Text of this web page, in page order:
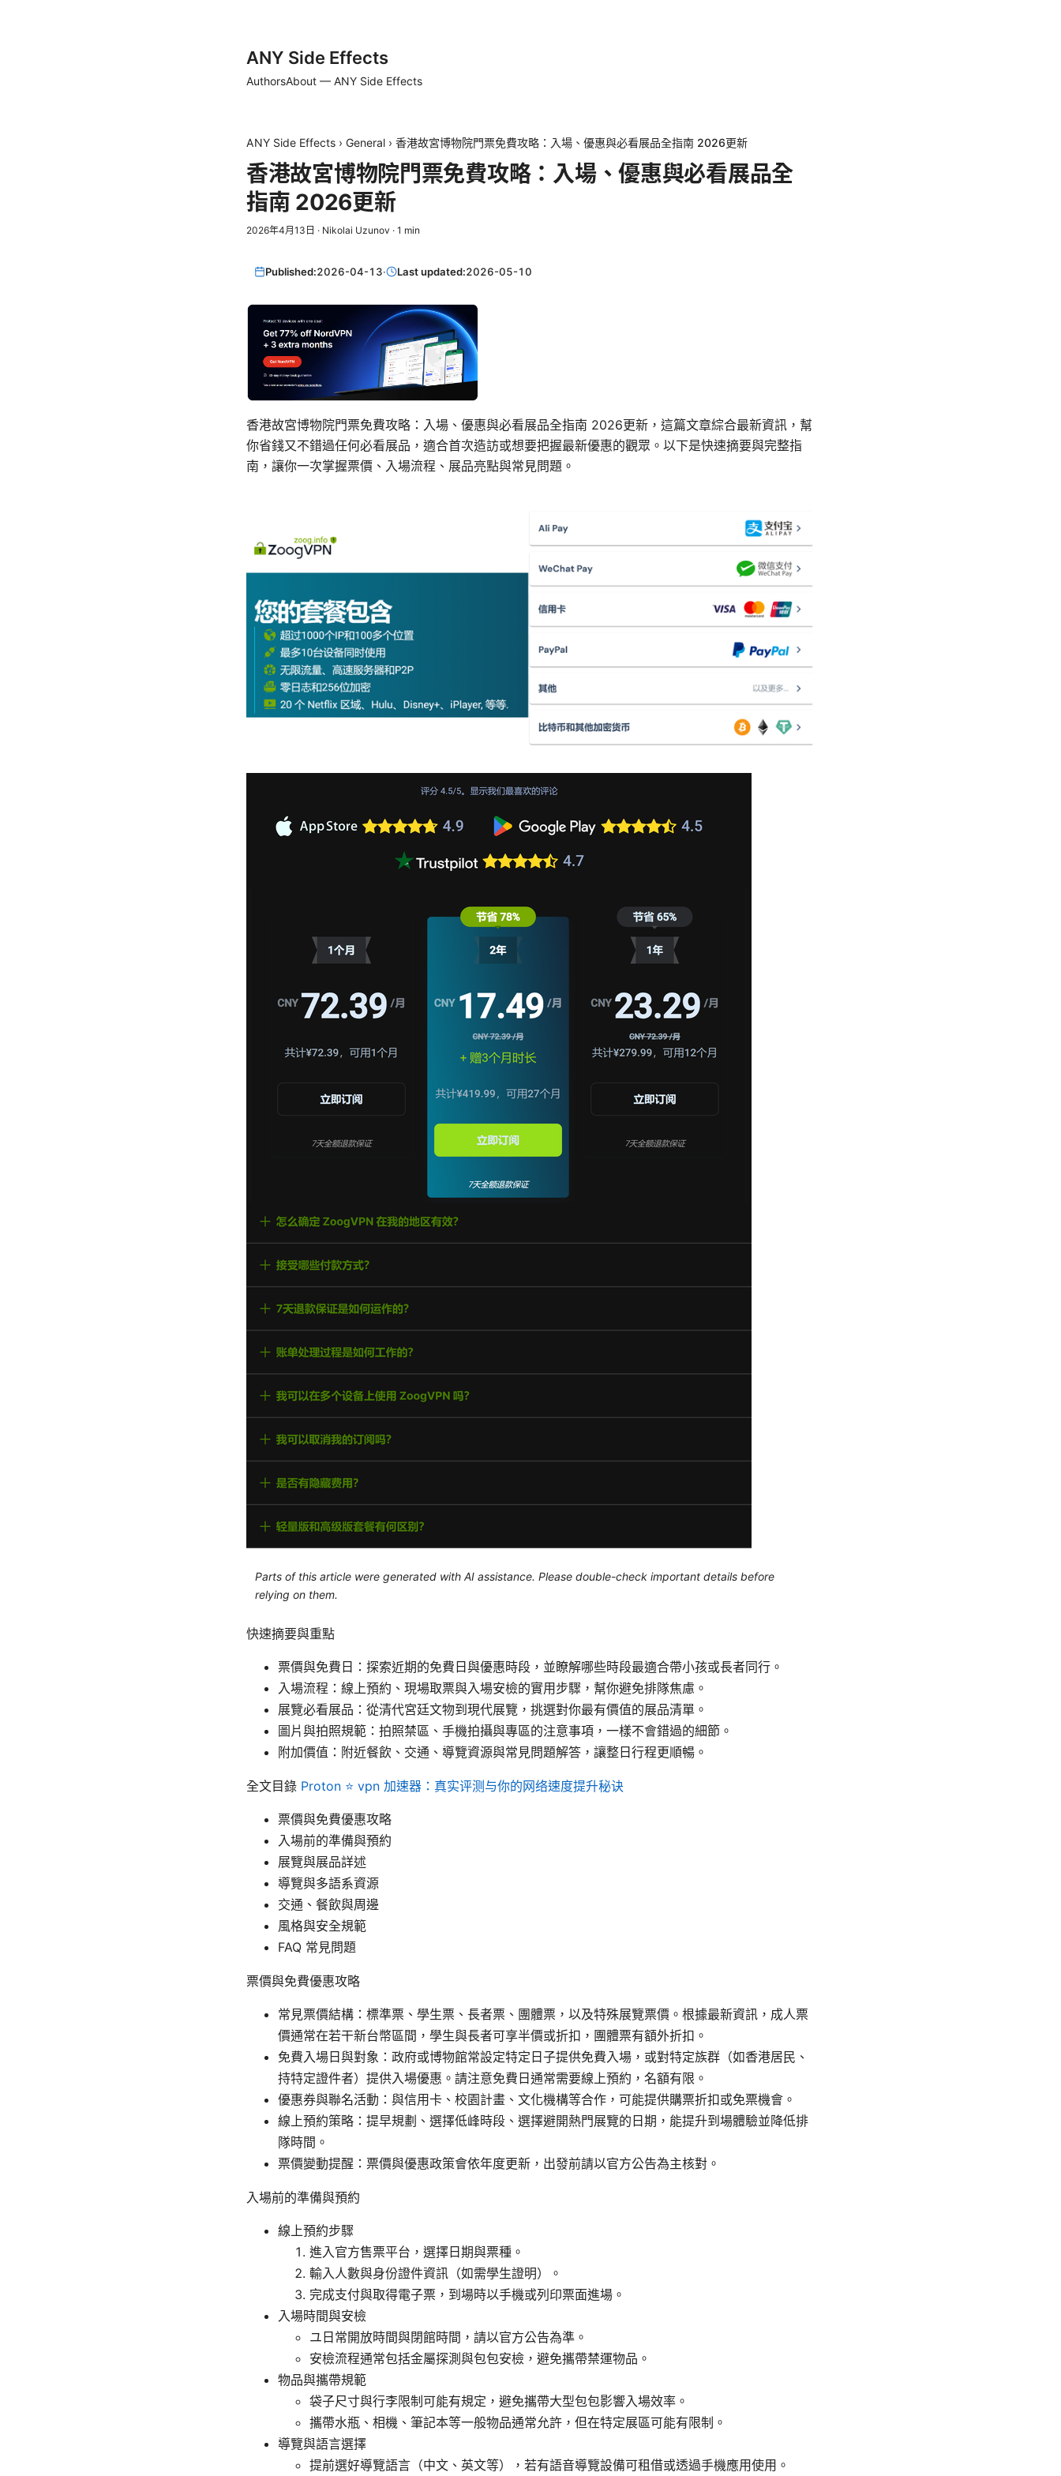
ANY Side Effects
AuthorsAbout — ANY Side Effects
ANY Side Effects › General › 香港故宮博物院門票免費攻略：入場、優惠與必看展品全指南 2026更新
香港故宮博物院門票免費攻略：入場、優惠與必看展品全
指南 2026更新
2026年4月13日 · Nikolai Uzunov · 1 min
Published:2026-04-13· Last updated:2026-05-10
香港故宮博物院門票免費攻略：入場、優惠與必看展品全指南 2026更新，這篇文章綜合最新資訊，幫
你省錢又不錯過任何必看展品，適合首次造訪或想要把握最新優惠的觀眾。以下是快速摘要與完整指
南，讓你一次掌握票價、入場流程、展品亮點與常見問題。
Parts of this article were generated with AI assistance. Please double-check important details before
relying on them.
快速摘要與重點
票價與免費日：探索近期的免費日與優惠時段，並瞭解哪些時段最適合帶小孩或長者同行。
入場流程：線上預約、現場取票與入場安檢的實用步驟，幫你避免排隊焦慮。
展覽必看展品：從清代宮廷文物到現代展覽，挑選對你最有價值的展品清單。
圖片與拍照規範：拍照禁區、手機拍攝與專區的注意事項，一樣不會錯過的細節。
附加價值：附近餐飲、交通、導覽資源與常見問題解答，讓整日行程更順暢。
全文目錄 Proton ⭐ vpn 加速器：真实评测与你的网络速度提升秘诀
票價與免費優惠攻略
入場前的準備與預約
展覽與展品詳述
導覽與多語系資源
交通、餐飲與周邊
風格與安全規範
FAQ 常見問題
票價與免費優惠攻略
常見票價結構：標準票、學生票、長者票、團體票，以及特殊展覽票價。根據最新資訊，成人票
價通常在若干新台幣區間，學生與長者可享半價或折扣，團體票有額外折扣。
免費入場日與對象：政府或博物館常設定特定日子提供免費入場，或對特定族群（如香港居民、
持特定證件者）提供入場優惠。請注意免費日通常需要線上預約，名額有限。
優惠券與聯名活動：與信用卡、校園計畫、文化機構等合作，可能提供購票折扣或免票機會。
線上預約策略：提早規劃、選擇低峰時段、選擇避開熱門展覽的日期，能提升到場體驗並降低排
隊時間。
票價變動提醒：票價與優惠政策會依年度更新，出發前請以官方公告為主核對。
入場前的準備與預約
線上預約步驟
進入官方售票平台，選擇日期與票種。
輸入人數與身份證件資訊（如需學生證明）。
完成支付與取得電子票，到場時以手機或列印票面進場。
入場時間與安檢
ユ日常開放時間與閉館時間，請以官方公告為準。
安檢流程通常包括金屬探測與包包安檢，避免攜帶禁運物品。
物品與攜帶規範
袋子尺寸與行李限制可能有規定，避免攜帶大型包包影響入場效率。
攜帶水瓶、相機、筆記本等一般物品通常允許，但在特定展區可能有限制。
導覽與語言選擇
提前選好導覽語言（中文、英文等），若有語音導覽設備可租借或透過手機應用使用。